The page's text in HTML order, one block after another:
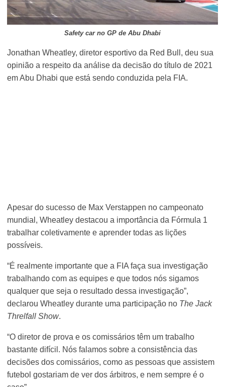
Safety car no GP de Abu Dhabi
Jonathan Wheatley, diretor esportivo da Red Bull, deu sua
opinião a respeito da análise da decisão do título de 2021
em Abu Dhabi que está sendo conduzida pela FIA.
Apesar do sucesso de Max Verstappen no campeonato
mundial, Wheatley destacou a importância da Fórmula 1
trabalhar coletivamente e aprender todas as lições
possíveis.
“É realmente importante que a FIA faça sua investigação
trabalhando com as equipes e que todos nós sigamos
qualquer que seja o resultado dessa investigação”,
declarou Wheatley durante uma participação no The Jack
Threlfall Show.
“O diretor de prova e os comissários têm um trabalho
bastante difícil. Nós falamos sobre a consistência das
decisões dos comissários, como as pessoas que assistem
futebol gostariam de ver dos árbitros, e nem sempre é o